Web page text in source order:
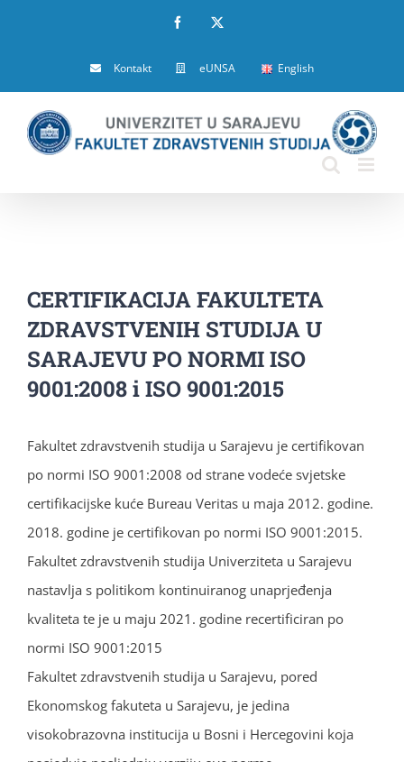
Facebook
Kontakt eUNSA English
CERTIFIKACIJA FAKULTETA
ZDRAVSTVENIH STUDIJA U
SARAJEVU PO NORMI ISO
9001:2008 i ISO 9001:2015
Fakultet zdravstvenih studija u Sarajevu je certifikovan
po normi ISO 9001:2008 od strane vodeće svjetske
certifikacijske kuće Bureau Veritas u maja 2012. godine.
2018. godine je certifikovan po normi ISO 9001:2015.
Fakultet zdravstvenih studija Univerziteta u Sarajevu
nastavlja s politikom kontinuiranog unaprjeđenja
kvaliteta te je u maju 2021. godine recertificiran po
normi ISO 9001:2015
Fakultet zdravstvenih studija u Sarajevu, pored
Ekonomskog fakuteta u Sarajevu, je jedina
visokobrazovna institucija u Bosni i Hercegovini koja